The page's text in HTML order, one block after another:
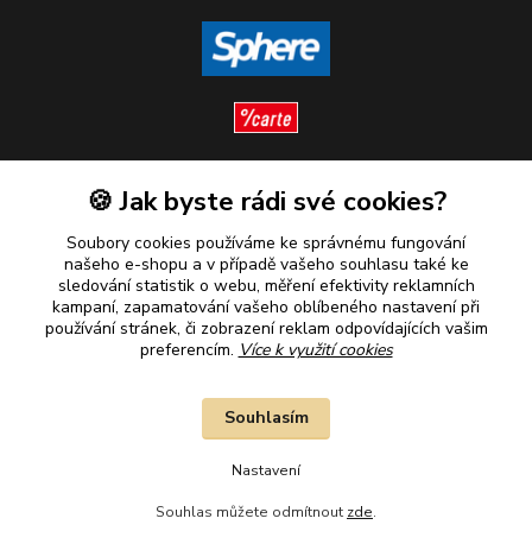
Sledujte nás
Plaťte u nás bezpečně
🍪 Jak byste rádi své cookies?
Soubory cookies používáme ke správnému fungování
našeho e-shopu a v případě vašeho souhlasu také ke
sledování statistik o webu, měření efektivity reklamních
kampaní, zapamatování vašeho oblíbeného nastavení při
používání stránek, či zobrazení reklam odpovídajících vašim
preferencím. Více k využití cookies
Nastavení
Souhlasím
Souhlas můžete odmítnout zde.